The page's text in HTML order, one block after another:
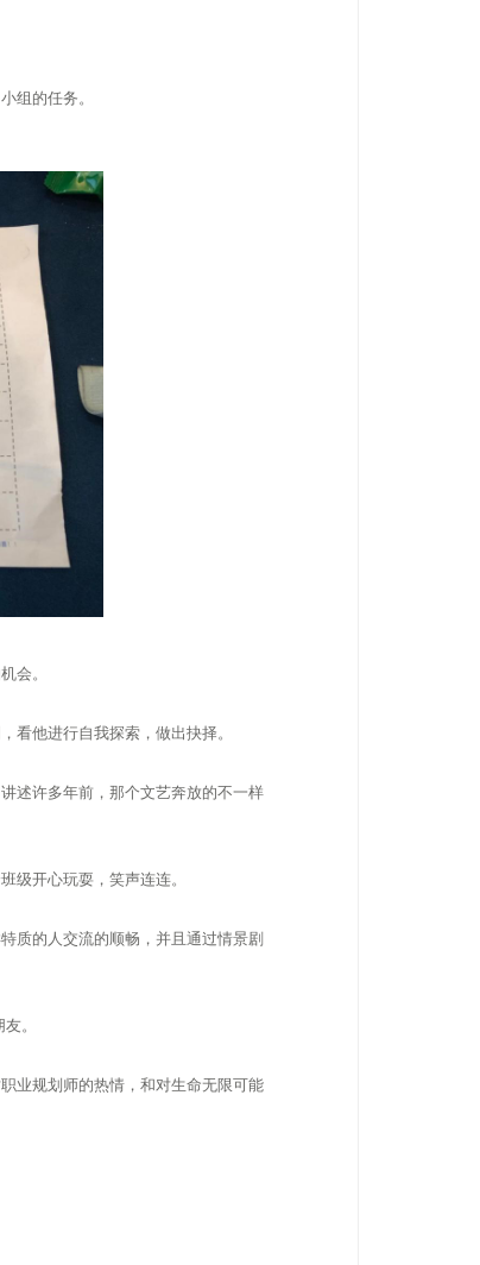
组的任务。
会。
看他进行自我探索，做出抉择。
述许多年前，那个文艺奔放的不一样
级开心玩耍，笑声连连。
质的人交流的顺畅，并且通过情景剧
。
业规划师的热情，和对生命无限可能